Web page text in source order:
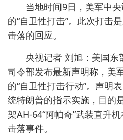
当地时间9日，美军中
的“自卫性打击”。此次打击
击落的回应。
央视记者 刘旭：美国东
司令部发布最新声明称，美
的“自卫性打击行动”。声明
统特朗普的指示实施，目的
架AH-64“阿帕奇”武装直升
击落事件。